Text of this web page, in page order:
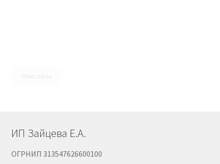
ИП Зайцева Е.А.
ОГРНИП 313547626600100